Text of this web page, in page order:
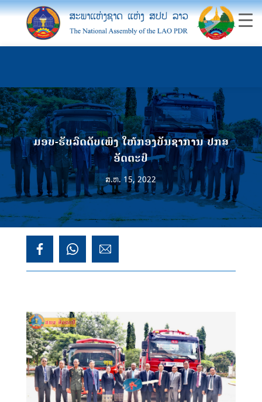
ມອບ-ຮັບລົດດັບເພິງ ໃຫ້​ກອງບັນຊາການ​ ປກສ​
ອັດຕະປື
ສ.ຫ. 15, 2022